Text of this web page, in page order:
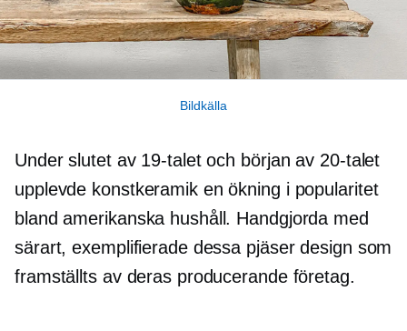
Bildkälla
Under slutet av 19-talet och början av 20-talet
upplevde konstkeramik en ökning i popularitet
bland amerikanska hushåll. Handgjorda med
särart, exemplifierade dessa pjäser design som
framställts av deras producerande företag.